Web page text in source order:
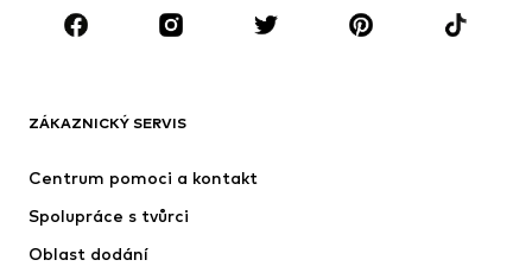
ZNAČKY
ADIDAS ORIGINALS
NIKE
ZÁKAZNICKÝ SERVIS
Centrum pomoci a kontakt
Spolupráce s tvůrci
Oblast dodání